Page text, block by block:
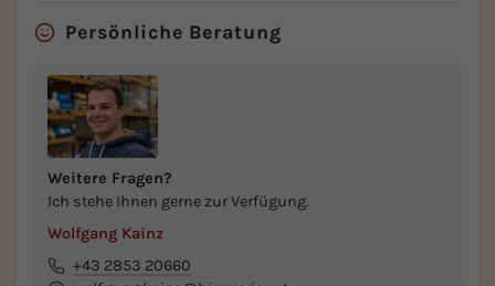
Persönliche Beratung
Weitere Fragen?
Ich stehe Ihnen gerne zur Verfügung.
Wolfgang Kainz
+43 2853 20660